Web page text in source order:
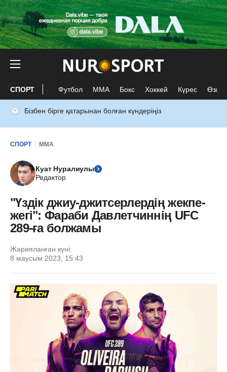
СПОРТ Футбол ММА Бокс Хоккей Күрес Өзге
Бізбен бірге қатарынан болған күндеріңіз
СПОРТ ММА
Куат Нуралиулы
Редактор
"Үздік джиу-джитсерлердің жекпе-
жегі": Фараби Давлетчиннің UFC
289-ға болжамы
Жарияланған күні:
8 маусым 2023, 15:43